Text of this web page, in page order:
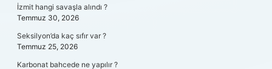
İzmit hangi savaşla alındı ?
Temmuz 30, 2026
Seksilyon’da kaç sıfır var ?
Temmuz 25, 2026
Karbonat bahcede ne yapılır ?